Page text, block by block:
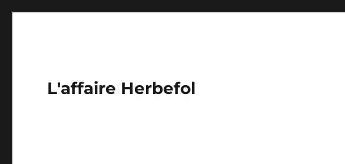
L'affaire Herbefol